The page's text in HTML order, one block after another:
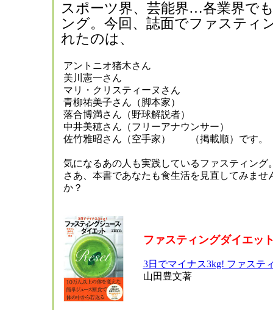
スポーツ界、芸能界…各業界で
ング。今回、誌面でファスティ
れたのは、
アントニオ猪木さん
美川憲一さん
マリ・クリスティーヌさん
青柳祐美子さん（脚本家）
落合博満さん（野球解説者）
中井美穂さん（フリーアナウンサー）
佐竹雅昭さん（空手家） （掲載順）です。
気になるあの人も実践しているファスティング
さあ、本書であなたも食生活を見直してみませ
か？
ファスティングダイエッ
3日でマイナス3kg! ファステ
山田豊文著